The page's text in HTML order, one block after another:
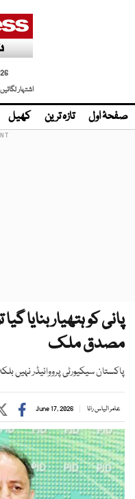
اشتہار لگائیں |
صفحۂ اول تازہ ترین کھیل
پانی کو ہتھیار بنایا
مصدق ملک
پاکستان سیکیورٹی پرووائیڈر نہیں
عامر الیاس رانا June 17, 2026